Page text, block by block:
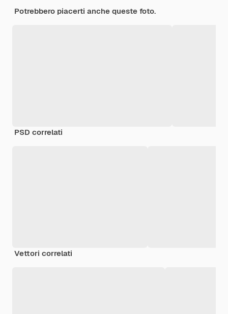
Potrebbero piacerti anche queste foto.
PSD correlati
Vettori correlati